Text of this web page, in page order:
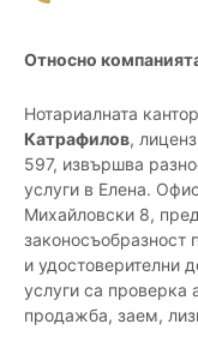
Относно
Нотариалната
Катрафилов,
597, извършва
услуги в Елена.
Михайловски 8,
законосъобразност
и удостоверителни
услуги са проверка
продажба, заем,